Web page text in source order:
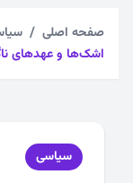
چندرسانه
فرهنگی
صفحه اصلی
اشک‌ها و عهدهای
سیاسی